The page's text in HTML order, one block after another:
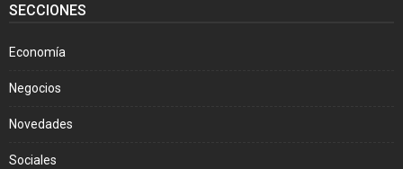
SECCIONES
Economía
Negocios
Novedades
Sociales